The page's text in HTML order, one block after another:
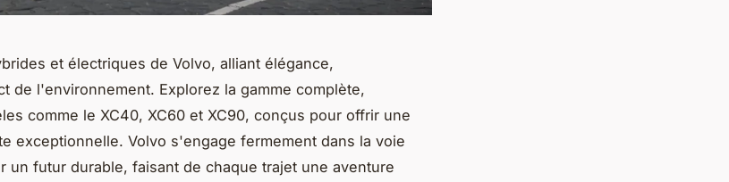
et électriques de Volvo, alliant élégance,
de l'environnement. Explorez la gamme complète,
comme le XC40, XC60 et XC90, conçus pour offrir une
exceptionnelle. Volvo s'engage fermement dans la voie
un futur durable, faisant de chaque trajet une aventure